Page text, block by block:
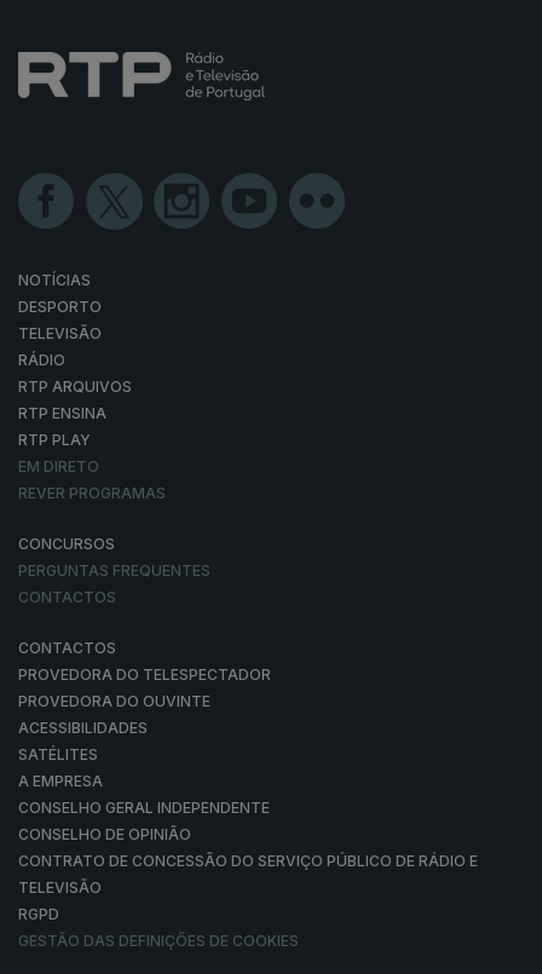
NOTÍCIAS
DESPORTO
TELEVISÃO
RÁDIO
RTP ARQUIVOS
RTP ENSINA
RTP PLAY
EM DIRETO
REVER PROGRAMAS
CONCURSOS
PERGUNTAS FREQUENTES
CONTACTOS
CONTACTOS
PROVEDORA DO TELESPECTADOR
PROVEDORA DO OUVINTE
ACESSIBILIDADES
SATÉLITES
A EMPRESA
CONSELHO GERAL INDEPENDENTE
CONSELHO DE OPINIÃO
CONTRATO DE CONCESSÃO DO SERVIÇO PÚBLICO DE RÁDIO E
TELEVISÃO
RGPD
GESTÃO DAS DEFINIÇÕES DE COOKIES